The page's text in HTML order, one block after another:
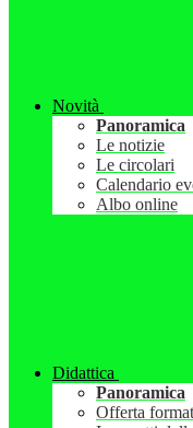
Novità
Panoramica
Le notizie
Le circolari
Calendario
Albo online
Didattica
Panoramica
Offerta